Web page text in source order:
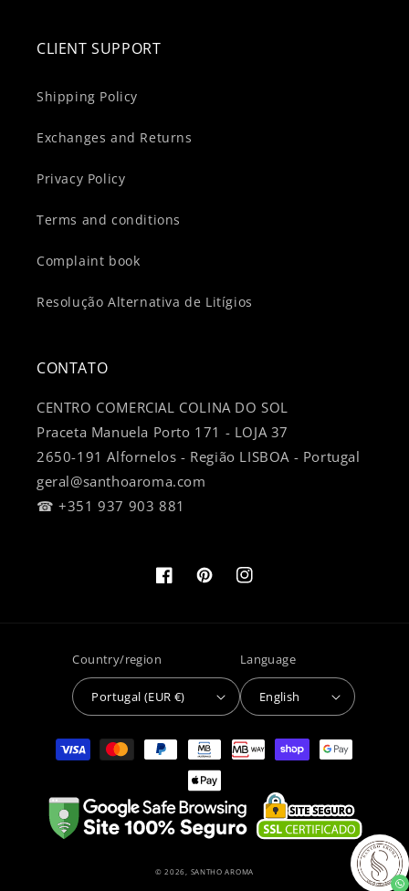
CLIENT SUPPORT
Shipping Policy
Exchanges and Returns
Privacy Policy
Terms and conditions
Complaint book
Resolução Alternativa de Litígios
CONTATO
CENTRO COMERCIAL COLINA DO SOL
Praceta Manuela Porto 171 - LOJA 37
2650-191 Alfornelos - Região LISBOA - Portugal
geral@santhoaroma.com
☎ +351 937 903 881
FacebookPinterestInstagram
Country/region
Portugal (EUR €)
Language
English
Payment
methods
© 2026, SANTHO AROMA